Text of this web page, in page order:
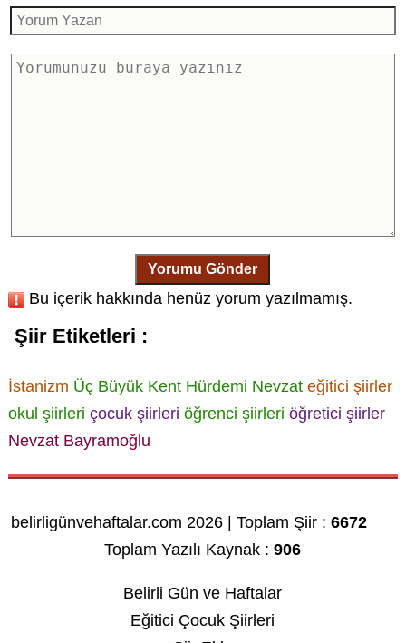
Yorumu Gönder
Bu içerik hakkında henüz yorum yazılmamış.
Şiir Etiketleri :
İstanizm Üç Büyük Kent Hürdemi Nevzat eğitici şiirler
okul şiirleri çocuk şiirleri öğrenci şiirleri öğretici şiirler
Nevzat Bayramoğlu
belirligünvehaftalar.com 2026 | Toplam Şiir :6672
Toplam Yazılı Kaynak :906
Belirli Gün ve Haftalar
Eğitici Çocuk Şiirleri